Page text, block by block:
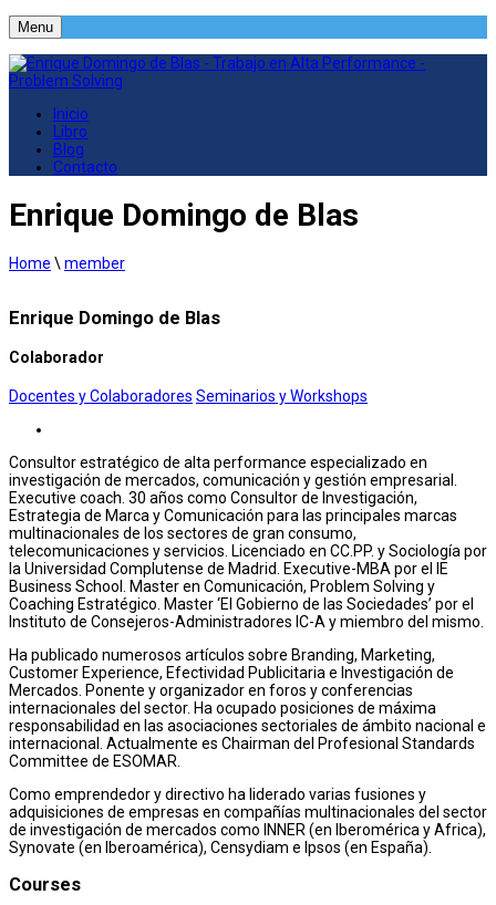
Menu
Inicio
Libro
Blog
Contacto
Enrique Domingo de Blas
Home \ member
Enrique Domingo de Blas
Colaborador
Docentes y Colaboradores Seminarios y Workshops
Consultor estratégico de alta performance especializado en
investigación de mercados, comunicación y gestión empresarial.
Executive coach. 30 años como Consultor de Investigación,
Estrategia de Marca y Comunicación para las principales marcas
multinacionales de los sectores de gran consumo,
telecomunicaciones y servicios. Licenciado en CC.PP. y Sociología por
la Universidad Complutense de Madrid. Executive-MBA por el IE
Business School. Master en Comunicación, Problem Solving y
Coaching Estratégico. Master ‘El Gobierno de las Sociedades’ por el
Instituto de Consejeros-Administradores IC-A y miembro del mismo.
Ha publicado numerosos artículos sobre Branding, Marketing,
Customer Experience, Efectividad Publicitaria e Investigación de
Mercados. Ponente y organizador en foros y conferencias
internacionales del sector. Ha ocupado posiciones de máxima
responsabilidad en las asociaciones sectoriales de ámbito nacional e
internacional. Actualmente es Chairman del Profesional Standards
Committee de ESOMAR.
Como emprendedor y directivo ha liderado varias fusiones y
adquisiciones de empresas en compañías multinacionales del sector
de investigación de mercados como INNER (en Iberomérica y Africa),
Synovate (en Iberoamérica), Censydiam e Ipsos (en España).
Courses